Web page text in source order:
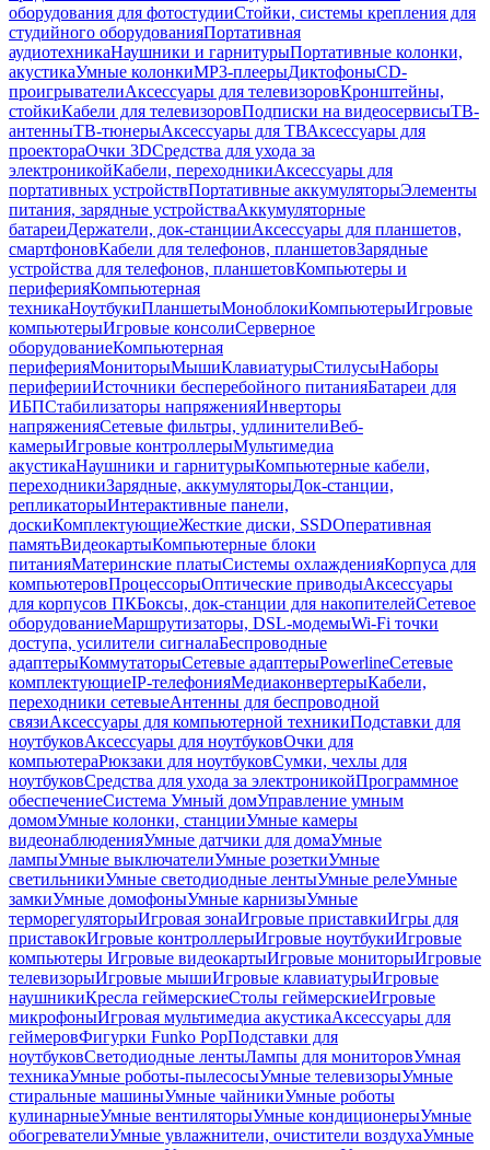
оборудования для фотостудииСтойки, системы крепления для
студийного оборудованияПортативная
аудиотехникаНаушники и гарнитурыПортативные колонки,
акустикаУмные колонкиMP3-плеерыДиктофоныCD-
проигрывателиАксессуары для телевизоровКронштейны,
стойкиКабели для телевизоровПодписки на видеосервисыТВ-
антенныТВ-тюнерыАксессуары для ТВАксессуары для
проектораОчки 3DСредства для ухода за
электроникойКабели, переходникиАксессуары для
портативных устройствПортативные аккумуляторыЭлементы
питания, зарядные устройстваАккумуляторные
батареиДержатели, док-станцииАксессуары для планшетов,
смартфоновКабели для телефонов, планшетовЗарядные
устройства для телефонов, планшетовКомпьютеры и
периферияКомпьютерная
техникаНоутбукиПланшетыМоноблокиКомпьютерыИгровые
компьютерыИгровые консолиСерверное
оборудованиеКомпьютерная
периферияМониторыМышиКлавиатурыСтилусыНаборы
периферииИсточники бесперебойного питанияБатареи для
ИБПСтабилизаторы напряженияИнверторы
напряженияСетевые фильтры, удлинителиВеб-
камерыИгровые контроллерыМультимедиа
акустикаНаушники и гарнитурыКомпьютерные кабели,
переходникиЗарядные, аккумуляторыДок-станции,
репликаторыИнтерактивные панели,
доскиКомплектующиеЖесткие диски, SSDОперативная
памятьВидеокартыКомпьютерные блоки
питанияМатеринские платыСистемы охлажденияКорпуса для
компьютеровПроцессорыОптические приводыАксессуары
для корпусов ПКБоксы, док-станции для накопителейСетевое
оборудованиеМаршрутизаторы, DSL-модемыWi-Fi точки
доступа, усилители сигналаБеспроводные
адаптерыКоммутаторыСетевые адаптерыPowerlineСетевые
комплектующиеIP-телефонияМедиаконвертерыКабели,
переходники сетевыеАнтенны для беспроводной
связиАксессуары для компьютерной техникиПодставки для
ноутбуковАксессуары для ноутбуковОчки для
компьютераРюкзаки для ноутбуковСумки, чехлы для
ноутбуковСредства для ухода за электроникойПрограммное
обеспечениеСистема Умный домУправление умным
домомУмные колонки, станцииУмные камеры
видеонаблюденияУмные датчики для домаУмные
лампыУмные выключателиУмные розеткиУмные
светильникиУмные светодиодные лентыУмные релеУмные
замкиУмные домофоныУмные карнизыУмные
терморегуляторыИгровая зонаИгровые приставкиИгры для
приставокИгровые контроллерыИгровые ноутбукиИгровые
компьютеры Игровые видеокартыИгровые мониторыИгровые
телевизорыИгровые мышиИгровые клавиатурыИгровые
наушникиКресла геймерскиеСтолы геймерскиеИгровые
микрофоныИгровая мультимедиа акустикаАксессуары для
геймеровФигурки Funko PopПодставки для
ноутбуковСветодиодные лентыЛампы для мониторовУмная
техникаУмные роботы-пылесосыУмные телевизорыУмные
стиральные машиныУмные чайникиУмные роботы
кулинарныеУмные вентиляторыУмные кондиционерыУмные
обогревателиУмные увлажнители, очистители воздухаУмные